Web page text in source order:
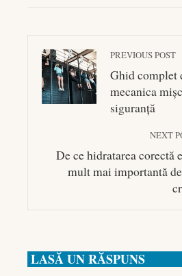
PREVIOUS POST
Ghid complet
mecanica
siguranță
NEXT
De ce hidratarea corectă
mult mai importantă
LASĂ UN RĂSPUNS